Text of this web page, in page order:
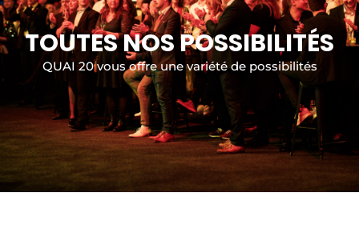
TOUTES NOS POSSIBILITÉS
QUAI 20 vous offre une variété de possibilités